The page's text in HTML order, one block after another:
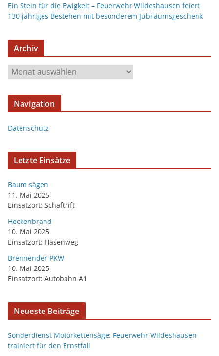
Ein Stein für die Ewigkeit – Feuerwehr Wildeshausen feiert
130-jähriges Bestehen mit besonderem Jubiläumsgeschenk
Archiv
Navigation
Datenschutz
Letzte Einsätze
Baum sägen
11. Mai 2025
Einsatzort: Schaftrift
Heckenbrand
10. Mai 2025
Einsatzort: Hasenweg
Brennender PKW
10. Mai 2025
Einsatzort: Autobahn A1
Neueste Beiträge
Sonderdienst Motorkettensäge: Feuerwehr Wildeshausen
trainiert für den Ernstfall